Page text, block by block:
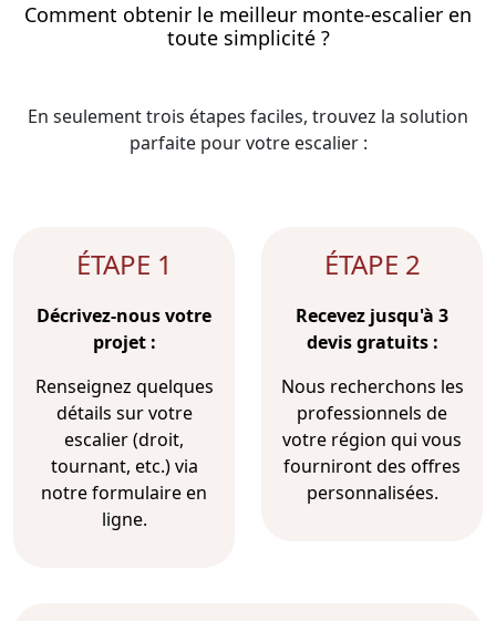
Comment obtenir le meilleur monte-escalier en
toute simplicité ?
En seulement trois étapes faciles, trouvez la solution
parfaite pour votre escalier :
ÉTAPE 1
Décrivez-nous votre
projet :
Renseignez quelques
détails sur votre
escalier (droit,
tournant, etc.) via
notre formulaire en
ligne.
ÉTAPE 2
Recevez jusqu'à 3
devis gratuits :
Nous recherchons les
professionnels de
votre région qui vous
fourniront des offres
personnalisées.